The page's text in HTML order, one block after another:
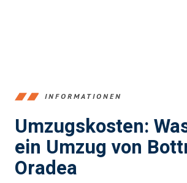
INFORMATIONEN
Umzugskosten:
ein Umzug von
Oradea